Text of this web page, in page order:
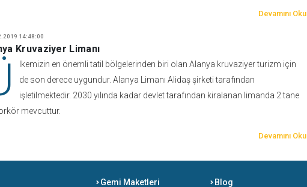
Devamını Oku
14:48:00
Kruvaziyer Limanı
lkemizin en önemli tatil bölgelerinden biri olan Alanya kruvaziyer turizm için
de son derece uygundur. Alanya Limanı Alidaş şirketi tarafından
işletilmektedir. 2030 yılında kadar devlet tarafından kiralanan limanda 2 tane
mevcuttur.
Devamını Oku
Gemi Maketleri Blog